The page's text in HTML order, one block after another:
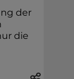
der
die